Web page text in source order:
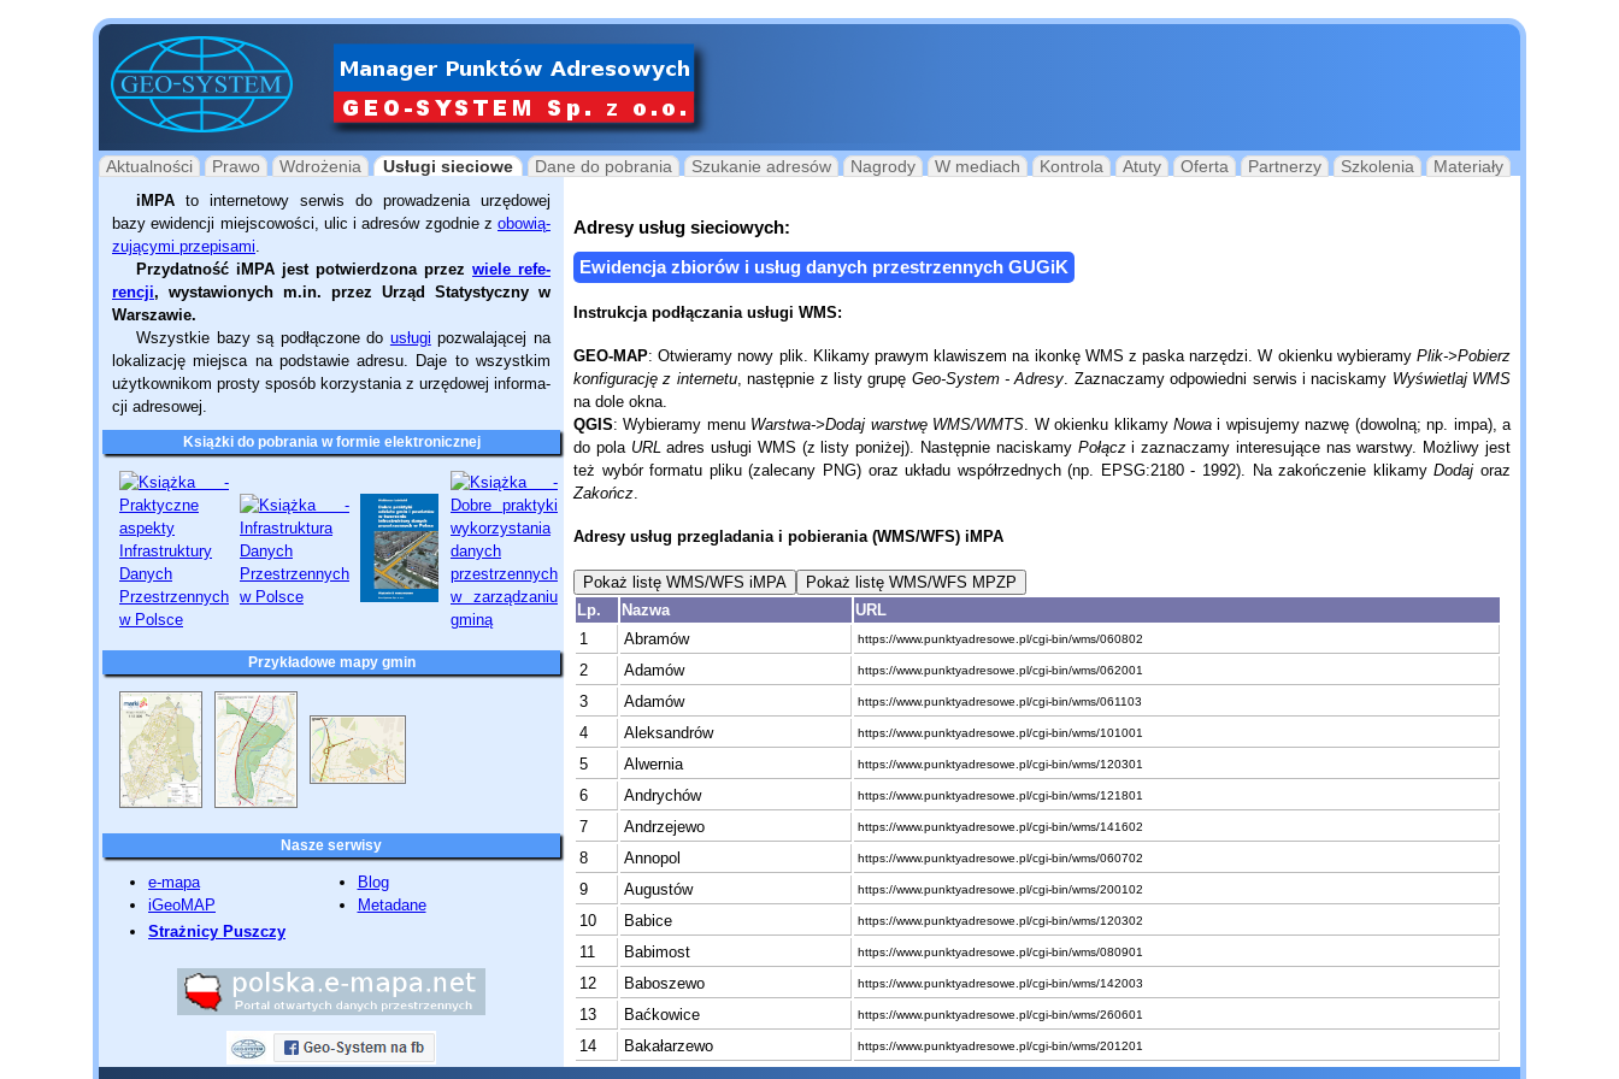
Aktualności Prawo Wdrożenia Usługi sieciowe Dane do pobrania Szukanie adresów Nagrody W mediach Kontrola Atuty Oferta Partnerzy Szkolenia Materiały
iMPA to internetowy serwis do pro­wa­dzenia urzędowej
bazy ewidencji miejscowości, ulic i adresów zgodnie z obowią­
zu­ją­cymi przepisami.
Przydatność iMPA jest potwier­dzona przez wiele refe­
ren­cji, wysta­wio­nych m.in. przez Urząd Statys­ty­czny w
Warszawie.
Wszystkie bazy są podłączone do usługi pozwalającej na
lokalizację miejsca na podstawie adresu. Daje to wszystkim
użytkownikom prosty sposób korzystania z urzędowej infor­ma­
cji adresowej.
Książki do pobrania w formie elektronicznej
Przykładowe mapy gmin
Nasze serwisy
e-mapa
iGeoMAP
Blog
Metadane
Strażnicy Puszczy
Adresy usług sieciowych:
Ewidencja zbiorów i usług danych przestrzennych GUGiK
Instrukcja podłączania usługi WMS:
GEO-MAP: Otwieramy nowy plik. Klikamy prawym klawiszem na ikonkę WMS z paska narzędzi. W okienku wybieramy Plik->Pobierz
konfigurację z internetu, następnie z listy grupę Geo-System - Adresy . Zaznaczamy odpowiedni serwis i naciskamy Wyświetlaj WMS
na dole okna.
QGIS: Wybieramy menu Warstwa->Dodaj warstwę WMS/WMTS . W okienku klikamy Nowai wpisujemy nazwę (dowolną; np. impa), a
do pola URL adres usługi WMS (z listy poniżej). Następnie naciskamy Połączi zaznaczamy interesujące nas warstwy. Możliwy jest
też wybór formatu pliku (zalecany PNG) oraz układu współrzednych (np. EPSG:2180 - 1992). Na zakończenie klikamyDodaj oraz
Zakończ
Adresy usług przegladania i pobierania (WMS/WFS) iMPA
Lp. Nazwa
URL
1
Abramów https://www.punktyadresowe.pl/cgi-bin/wms/060802
2 Adamów https://www.punktyadresowe.pl/cgi-bin/wms/062001
3 Adamów https://www.punktyadresowe.pl/cgi-bin/wms/061103
4 Aleksandrów https://www.punktyadresowe.pl/cgi-bin/wms/101001
5 Alwernia https://www.punktyadresowe.pl/cgi-bin/wms/120301
6 Andrychów https://www.punktyadresowe.pl/cgi-bin/wms/121801
7 Andrzejewo https://www.punktyadresowe.pl/cgi-bin/wms/141602
8 Annopol https://www.punktyadresowe.pl/cgi-bin/wms/060702
9 Augustów https://www.punktyadresowe.pl/cgi-bin/wms/200102
10 Babice https://www.punktyadresowe.pl/cgi-bin/wms/120302
11 Babimost https://www.punktyadresowe.pl/cgi-bin/wms/080901
12 Baboszewo https://www.punktyadresowe.pl/cgi-bin/wms/142003
13 Baćkowice https://www.punktyadresowe.pl/cgi-bin/wms/260601
14 Bakałarzewo https://www.punktyadresowe.pl/cgi-bin/wms/201201